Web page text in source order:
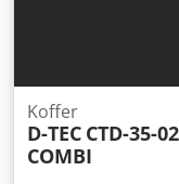
Koffer
D-TEC CTD-35-
COMBI